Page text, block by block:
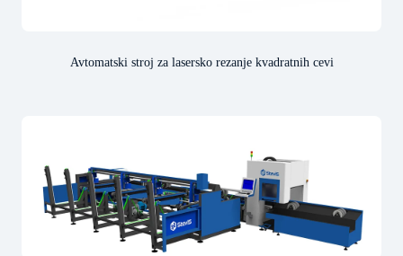
Avtomatski stroj za lasersko rezanje kvadratnih cevi